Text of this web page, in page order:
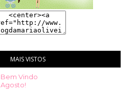
MAIS VISTOS
Bem Vindo
Agosto!